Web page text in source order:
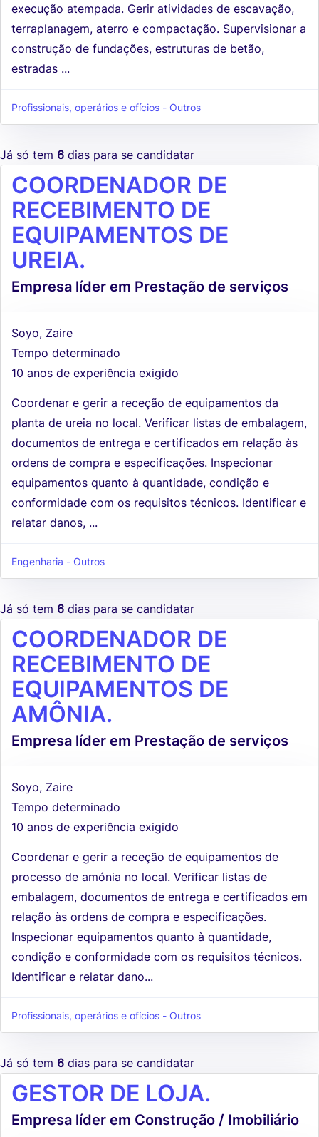
execução atempada. Gerir atividades de escavação,
terraplanagem, aterro e compactação. Supervisionar a
construção de fundações, estruturas de betão,
estradas ...
Profissionais, operários e ofícios - Outros
Já só tem 6 dias para se candidatar
COORDENADOR DE
RECEBIMENTO DE
EQUIPAMENTOS DE
UREIA.
Empresa líder em Prestação de serviços
Soyo, Zaire
Tempo determinado
10 anos de experiência exigido
Coordenar e gerir a receção de equipamentos da
planta de ureia no local. Verificar listas de embalagem,
documentos de entrega e certificados em relação às
ordens de compra e especificações. Inspecionar
equipamentos quanto à quantidade, condição e
conformidade com os requisitos técnicos. Identificar e
relatar danos, ...
Engenharia - Outros
Já só tem 6 dias para se candidatar
COORDENADOR DE
RECEBIMENTO DE
EQUIPAMENTOS DE
AMÔNIA.
Empresa líder em Prestação de serviços
Soyo, Zaire
Tempo determinado
10 anos de experiência exigido
Coordenar e gerir a receção de equipamentos de
processo de amónia no local. Verificar listas de
embalagem, documentos de entrega e certificados em
relação às ordens de compra e especificações.
Inspecionar equipamentos quanto à quantidade,
condição e conformidade com os requisitos técnicos.
Identificar e relatar dano...
Profissionais, operários e ofícios - Outros
Já só tem 6 dias para se candidatar
GESTOR DE LOJA.
Empresa líder em Construção / Imobiliário